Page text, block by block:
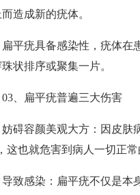
造成新的疣体。
疣具备感染性，疣体在患
状排序或聚集一片。
扁平疣普遍三大伤害
容颜美观大方：因皮肤病
这也就危害到病人一切正
感染：扁平疣不仅是本身